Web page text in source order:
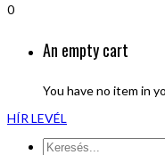
0
An empty cart
You have no item in
HÍR LEVÉL